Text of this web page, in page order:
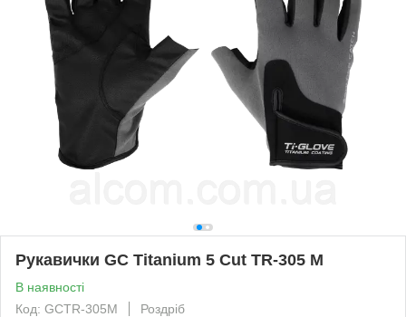
Рукавички GC Titanium 5 Cut TR-305 M
В наявності
Код: GCTR-305M
Роздріб